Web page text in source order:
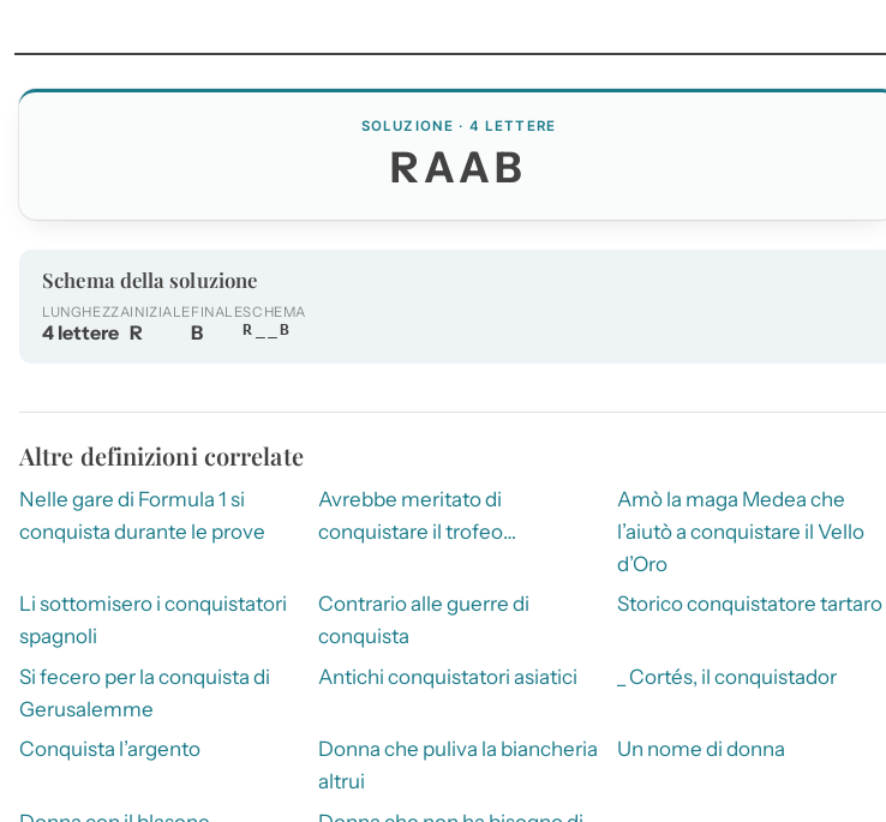
SOLUZIONE · 4 LETTERE
RAAB
Schema della soluzione
LUNGHEZZA
4 lettere
INIZIALE
R
FINALE
B
SCHEMA
R__B
Altre definizioni correlate
Nelle gare di Formula 1 si
conquista durante le prove
Avrebbe meritato di
conquistare il trofeo…
Amò la maga Medea che
l’aiutò a conquistare il Vello
d’Oro
Li sottomisero i conquistatori
spagnoli
Contrario alle guerre di
conquista
Storico conquistatore tartaro
Si fecero per la conquista di
Gerusalemme
Antichi conquistatori asiatici _ Cortés, il conquistador
Conquista l’argento
Donna che puliva la biancheria
altrui
Un nome di donna